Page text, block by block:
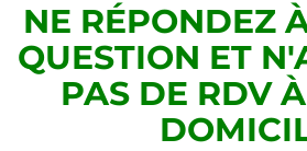
NE RÉPONDEZ
QUESTION ET
PAS DE RDV